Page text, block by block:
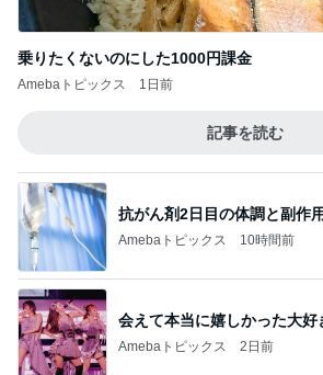
乗りたくないのにした1000円課金
Amebaトピックス 1日前
記事を読む
抗がん剤2日目の体調と副作
Amebaトピックス 10時間前
会えて本当に嬉しかった大好
Amebaトピックス 2日前